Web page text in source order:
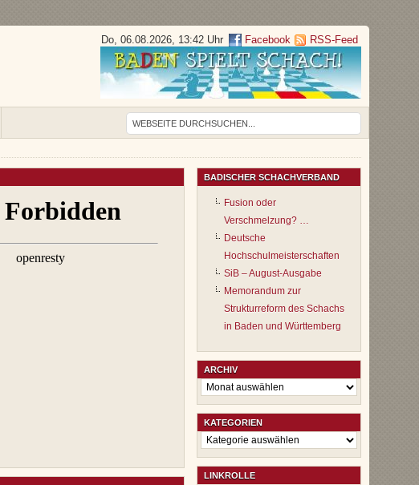
Do, 06.08.2026, 13:42 Uhr Facebook RSS-Feed
BADISCHER SCHACHVERBAND
Fusion oder
Verschmelzung? …
Deutsche
Hochschulmeisterschaften
SiB – August-Ausgabe
Memorandum zur
Strukturreform des Schachs
in Baden und Württemberg
ARCHIV
Archiv
KATEGORIEN
Kategorien
LINKROLLE